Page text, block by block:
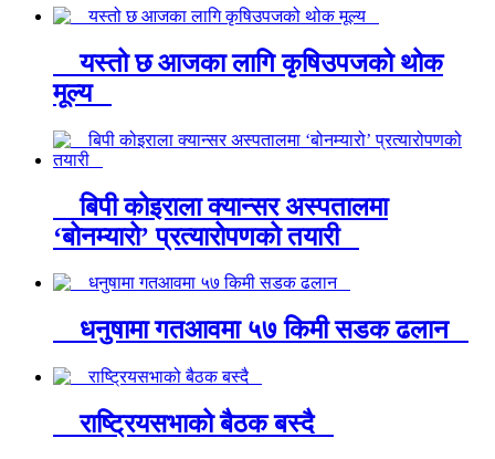
यस्तो छ आजका लागि कृषिउपजको थोक
मूल्य
बिपी कोइराला क्यान्सर अस्पतालमा
‘बोनम्यारो’ प्रत्यारोपणको तयारी
धनुषामा गतआवमा ५७ किमी सडक ढलान
राष्ट्रियसभाको बैठक बस्दै